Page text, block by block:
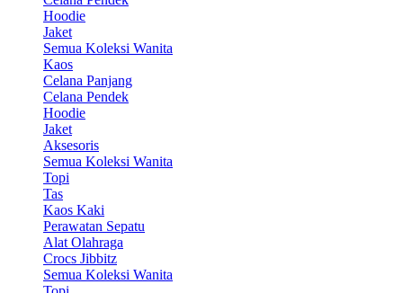
Hoodie
Jaket
Semua Koleksi Wanita
Kaos
Celana Panjang
Celana Pendek
Hoodie
Jaket
Aksesoris
Semua Koleksi Wanita
Topi
Tas
Kaos Kaki
Perawatan Sepatu
Alat Olahraga
Crocs Jibbitz
Semua Koleksi Wanita